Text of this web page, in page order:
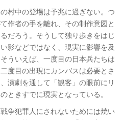
村中の登場は予兆に過ぎない。つ
作者の手を離れ、その制作意図と
だろう。そうして独り歩きをはじ
影などではなく、現実に影響を及
ういえば、一度目の日本兵たちは
度目の出現にカンバスは必要とさ
演劇を通して「観客」の眼前にリ
ときすでに現実となっている。
争犯罪人にされないためには焼い